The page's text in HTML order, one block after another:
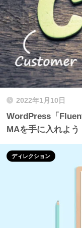
2022年1月10日
WordPress「
MAを手に入れよう
ディレクション